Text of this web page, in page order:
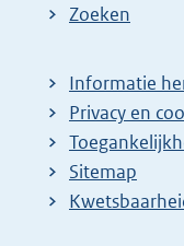
Zoeken
Informatie
Privacy en
Sitemap
E